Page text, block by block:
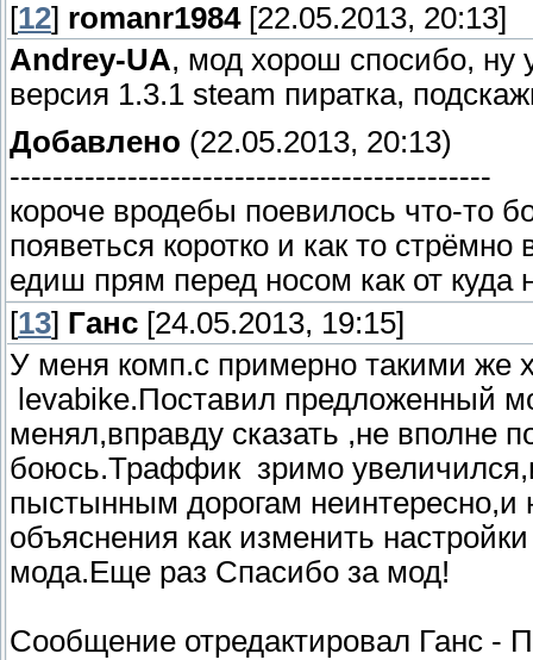
[12] romanr1984[22.05.2013, 20:13]
Andrey-UA, мод хорош спосибо, ну
версия 1.3.1 steam пиратка,
Добавлено (22.05.2013, 20:13)
---------------------------------------------
короче вродебы поевилось что-то
появеться коротко и как то
едиш прям перед носом как от куда
[13] Ганс [24.05.2013, 19:15]
У меня комп.с примерно такими же
levabike.Поставил предложенный
менял,вправду сказать ,не вполне
боюсь.Траффик зримо
пыстынным дорогам неинтересно,и
объяснения как изменить
мода.Еще раз Спасибо за мод!
Сообщение отредактировал Ганс -